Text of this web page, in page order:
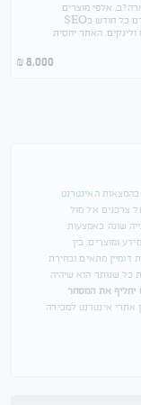
אלפי מוצרים
באתר עם לינקים לאמזון. האתר מקודם כל חודש בSEO
ולינקים. האתר יחסית
8,000
₪
בהמצאות ה אינטרנט
צרכנים אל מול
שונה באמצעות
ומוצרים. בין
דומייןמתאים ובחירת
כל שנותר הוא שיהיה
יחליף את המסחר
אתרי אינטרנט למכירה